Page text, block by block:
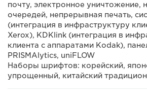
почту, электронное уничтожение,
очередей, непрерывная печать,
(интеграция в инфраструктуру
Xerox), KDKlink (интеграция в
клиента с аппаратами Kodak),
PRISMAlytics, uniFLOW
Наборы шрифтов: корейский,
упрощенный, китайский